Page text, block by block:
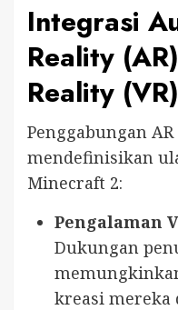
Integrasi
Reality
Reality
Penggabungan
mendefinisikan
Minecraft 2:
Pengalaman
Dukungan
kreasi mereka